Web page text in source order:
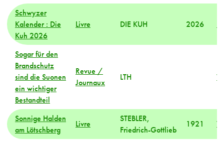
Schwyzer
Kalender : Die
Kuh 2026
Livre DIE KUH 2026
Sogar für den
Brandschutz
sind die Suonen
ein wichtiger
Bestandteil
Revue /
Journaux
LTH
Sonnige Halden
am Lötschberg
Livre
STEBLER,
Friedrich-Gottlieb
1921